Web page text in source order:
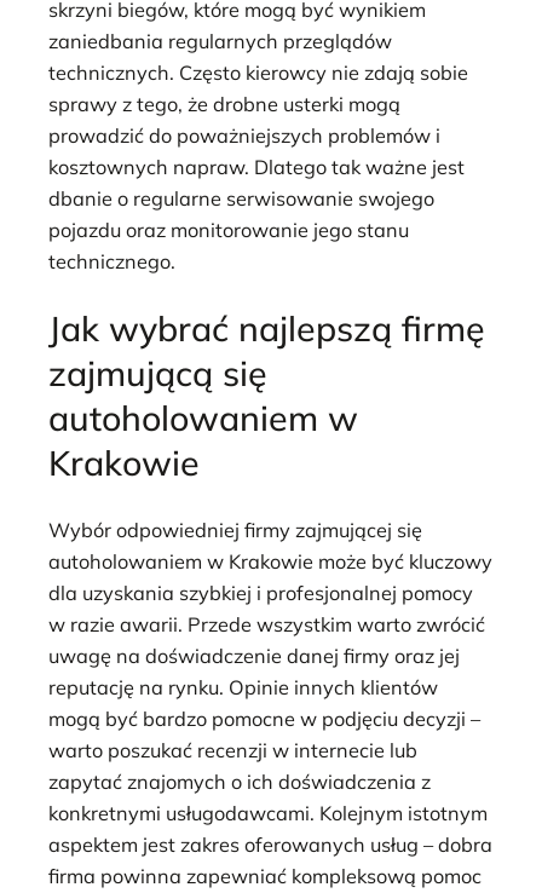
skrzyni biegów, które mogą być wynikiem
zaniedbania regularnych przeglądów
technicznych. Często kierowcy nie zdają sobie
sprawy z tego, że drobne usterki mogą
prowadzić do poważniejszych problemów i
kosztownych napraw. Dlatego tak ważne jest
dbanie o regularne serwisowanie swojego
pojazdu oraz monitorowanie jego stanu
technicznego.
Jak wybrać najlepszą firmę
zajmującą się
autoholowaniem w
Krakowie
Wybór odpowiedniej firmy zajmującej się
autoholowaniem w Krakowie może być kluczowy
dla uzyskania szybkiej i profesjonalnej pomocy
w razie awarii. Przede wszystkim warto zwrócić
uwagę na doświadczenie danej firmy oraz jej
reputację na rynku. Opinie innych klientów
mogą być bardzo pomocne w podjęciu decyzji –
warto poszukać recenzji w internecie lub
zapytać znajomych o ich doświadczenia z
konkretnymi usługodawcami. Kolejnym istotnym
aspektem jest zakres oferowanych usług – dobra
firma powinna zapewniać kompleksową pomoc